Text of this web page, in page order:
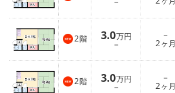
2階 3.0万円
－
－
2ヶ月
2階 3.0万円
－
－
2ヶ月